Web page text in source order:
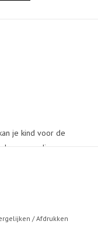
je kind voor de
beschermen
worden tijdens
/Afdrukken